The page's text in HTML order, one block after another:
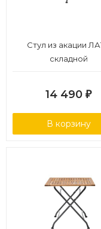
Стул из акации
складной
14 490 ₽
В корзину